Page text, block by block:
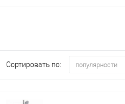
Сортировать по: популярности